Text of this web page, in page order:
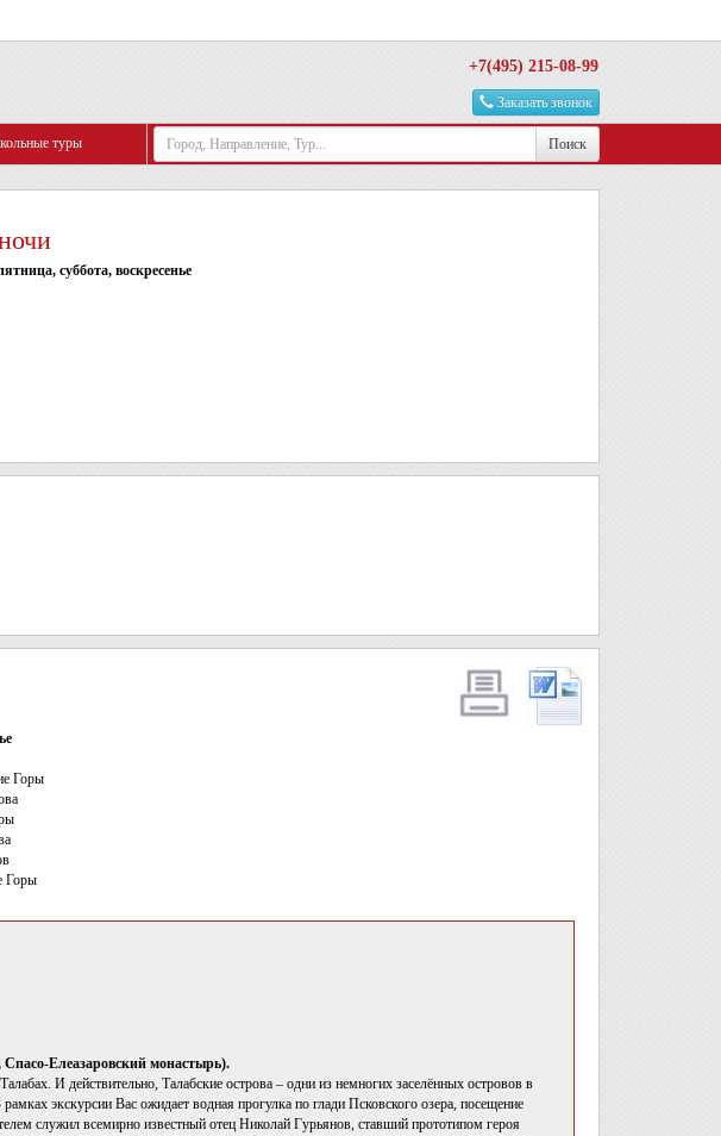
+7(495) 215-08-99
Заказать звонок
туры Поиск
суббота, воскресенье
Горы
Горы
Спасо-Елеазаровский монастырь).
И действительно, Талабские острова – одни из немногих заселённых островов в
экскурсии Вас ожидает водная прогулка по глади Псковского озера, посещение
служил всемирно известный отец Николай Гурьянов, ставший прототипом героя